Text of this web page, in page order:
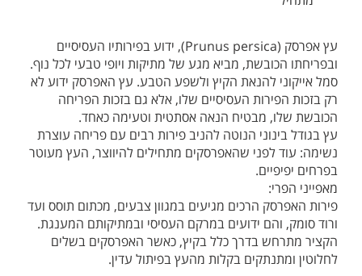
עץ אפרסק (Prunus persica), ידוע בפירותיו העסיסיים
ובפריחתו הכובשת, מביא מגע של מתיקות ויופי טבעי לכל נוף.
סמל אייקוני להנאת הקיץ ולשפע הטבע. עץ האפרסק ידוע לא
רק בזכות הפירות העסיסיים שלו, אלא גם בזכות הפריחה
הכובשת שלו, מבטיח הנאה אסתטית וטעימה כאחד.
עץ בגודל בינוני הנוטה להניב פירות רבים עם פריחה עוצרת
נשימה: עוד לפני שהאפרסקים מתחילים להיווצר, העץ מעוטר
בפרחים יפיפיים.
מאפייני הפרי:
פירות האפרסק הרכים מגיעים במגוון צבעים, מכתום תוסס ועד
ורוד סומק, והם ידועים במרקם העסיסי ובמתיקותם המענגת.
הקציר מתרחש בדרך כלל בקיץ, כאשר האפרסקים בשלים
לחלוטין ומתנתקים בקלות מהעץ בפיתול עדין.